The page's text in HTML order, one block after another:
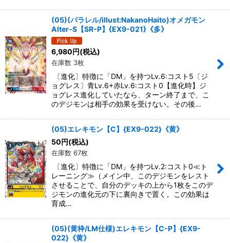
(05)(パラレル/illust:NakanoHaito)オメガモン
Alter-S【SR-P】{EX9-021}《多》
6,980円(税込)
在庫数 3枚
〔進化〕特徴に「DM」を持つLv.6:コスト5〔ジ
ョグレス〕青Lv.6+赤Lv.6:コスト0【進化時】ジ
ョグレス進化していたなら、ターン終了まで、こ
のデジモンは相手の効果を受けない。その後…
(05)エレキモン【C】{EX9-022}《黄》
50円(税込)
在庫数 67枚
〔進化〕特徴に「DM」を持つLv.2:コスト0≪ト
レーニング≫（メイン中、このデジモンをレスト
させることで、自分のデッキの上から1枚をこのデ
ジモンの進化元の下に裏向きで置く。この効果は
育成…
(05)(黄枠/LM仕様)エレキモン【C-P】{EX9-
022}《黄》